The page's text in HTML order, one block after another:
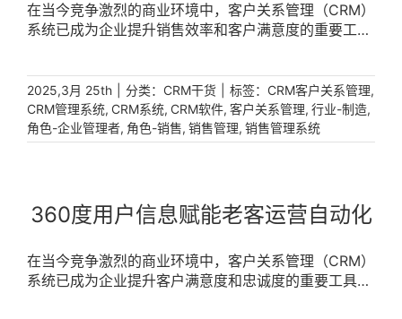
在当今竞争激烈的商业环境中，客户关系管理（CRM）
系统已成为企业提升销售效率和客户满意度的重要工
2025,3月 25th 分类： CRM干货 标签： CRM客户关系管理,
CRM管理系统, CRM系统, CRM软件, 客户关系管理, 行业-制造,
角色-企业管理者, 角色-销售, 销售管理, 销售管理系统
360度用户信息赋能老客运营自动化
在当今竞争激烈的商业环境中，客户关系管理（CRM）
系统已成为企业提升客户满意度和忠诚度的重要工具。